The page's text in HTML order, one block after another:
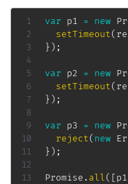
var p1 = new
setTimeout(
}) ;
var p2 = new
setTimeout(
}) ;
var p3 = new
reject(new
}) ;
Promise . all( [p1